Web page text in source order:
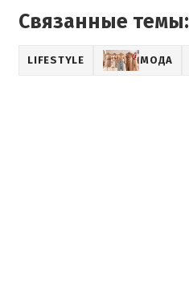
Связанные темы:
LIFESTYLE МОДА